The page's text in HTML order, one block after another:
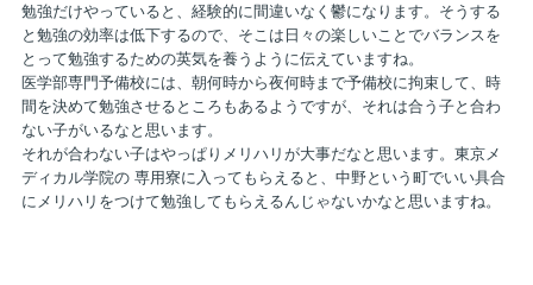
勉強だけやっていると、経験的に間違いなく鬱になります。そうする
と勉強の効率は低下するので、そこは日々の楽しいことでバランスを
とって勉強するための英気を養うように伝えていますね。
医学部専門予備校には、朝何時から夜何時まで予備校に拘束して、時
間を決めて勉強させるところもあるようですが、それは合う子と合わ
ない子がいるなと思います。
それが合わない子はやっぱりメリハリが大事だなと思います。東京メ
ディカル学院の 専用寮に入ってもらえると、中野という町でいい具合
にメリハリをつけて勉強してもらえるんじゃないかなと思いますね。